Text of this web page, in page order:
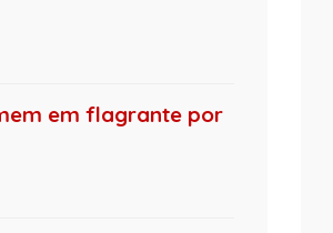
em flagrante por